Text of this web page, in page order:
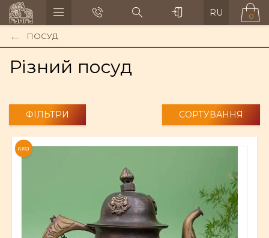
RU 0
ПОСУД
Різний посуд
ФІЛЬТРИ СОРТУВАННЯ
NEW